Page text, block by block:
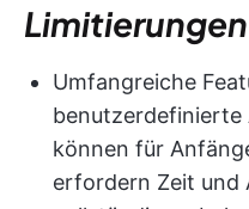
Umfangreiche
benutzerdefinierte
können für
erfordern Zeit und